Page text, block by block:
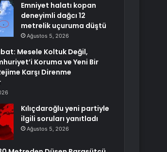
Emniyet halatı kopan
deneyimli dağcı 12
metrelik uçuruma düştü
Ağustos 5, 2026
Mesele Koltuk Değil,
Koruma ve Yeni Bir
Karşı Direnme
Kılıçdaroğlu yeni partiyle
ilgili soruları yanıtladı
Ağustos 5, 2026